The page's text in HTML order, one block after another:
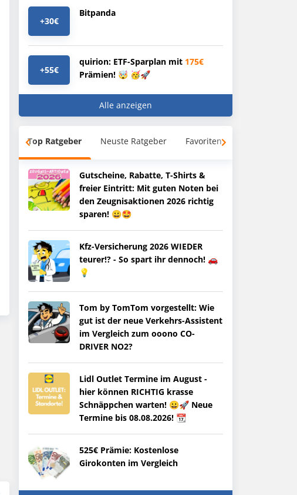
+30€
Bitpanda
+55€
quirion: ETF-Sparplan mit 175€
Prämien! 🤯 🥳🚀
Alle anzeigen
Top Ratgeber Neuste Ratgeber Favoriten
Gutscheine, Rabatte, T-Shirts &
freier Eintritt: Mit guten Noten bei
den Zeugnisaktionen 2026 richtig
sparen! 😀🤩
Kfz-Versicherung 2026 WIEDER
teurer!? - So spart ihr dennoch! 🚗
💡
Tom by TomTom vorgestellt: Wie
gut ist der neue Verkehrs-Assistent
im Vergleich zum ooono CO-
DRIVER NO2?
Lidl Outlet Termine im August -
hier können RICHTIG krasse
Schnäppchen warten! 😀🚀 Neue
Termine bis 08.08.2026! 📆
525€ Prämie: Kostenlose
Girokonten im Vergleich